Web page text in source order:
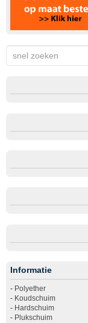
Informatie
- Polyether
- Koudschuim
- Hardschuim
- Plukschuim